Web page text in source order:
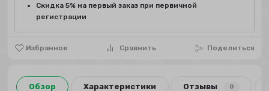
Избранное Сравнить Поделиться
Скидка 5% на первый заказ при первичной
регистрации
Обзор Характеристики Отзывы 0